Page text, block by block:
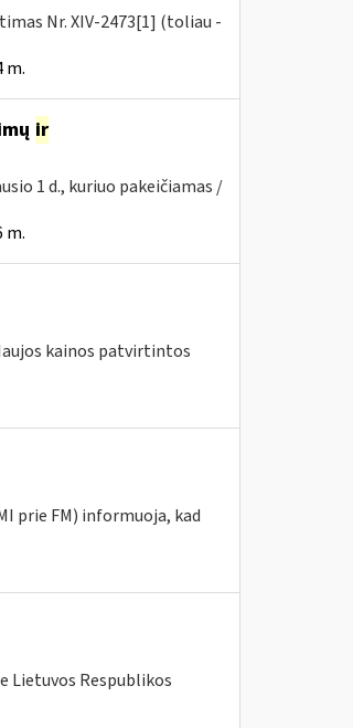
Nr. XIV-2473[1] (toliau -
m.
ir
1 d., kuriuo pakeičiamas /
m.
kainos patvirtintos
prie FM) informuoja, kad
Lietuvos Respublikos